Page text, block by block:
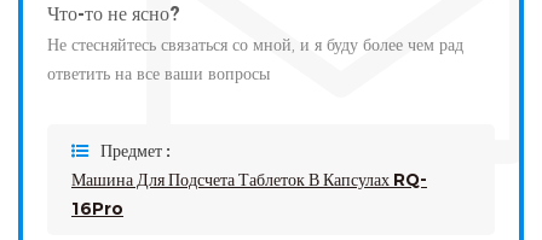
Что-то не ясно?
Не стесняйтесь связаться со мной, и я буду более чем рад
ответить на все ваши вопросы
Предмет :
Машина Для Подсчета Таблеток В Капсулах RQ-
16Pro